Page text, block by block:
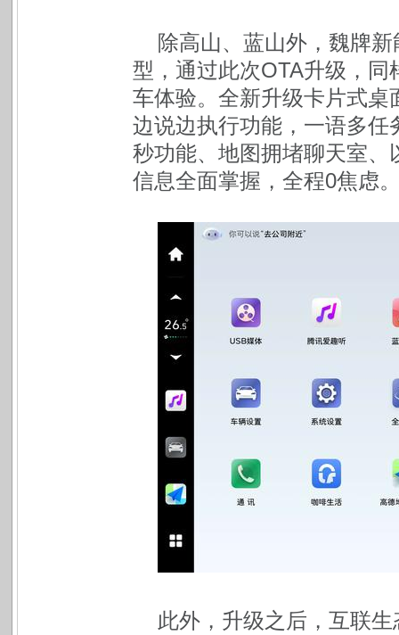
除高山、蓝山外，魏牌
型，通过此次OTA升级，
车体验。全新升级卡片式
边说边执行功能，一语多
秒功能、地图拥堵聊天室
信息全面掌握，全程0焦虑
此外，升级之后，互联